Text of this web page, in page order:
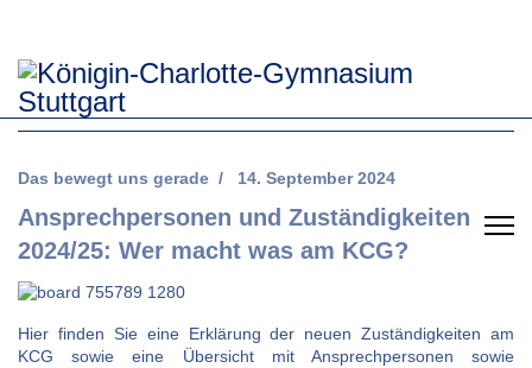
Ansprechpersonen und Zuständigkeiten
2024/25: Wer macht was am KCG?
Das bewegt uns gerade 14. September 2024
Hier finden Sie eine Erklärung der neuen Zuständigkeiten am
KCG sowie eine Übersicht mit Ansprechpersonen sowie